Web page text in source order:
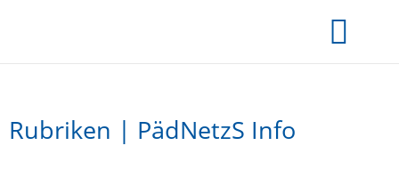
Rubriken | PädNetzS Info